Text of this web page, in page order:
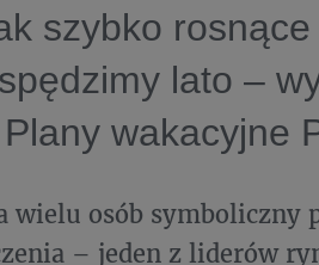
szybko
lato –
wakacyjne
wielu osób symboliczny
– jeden z liderów